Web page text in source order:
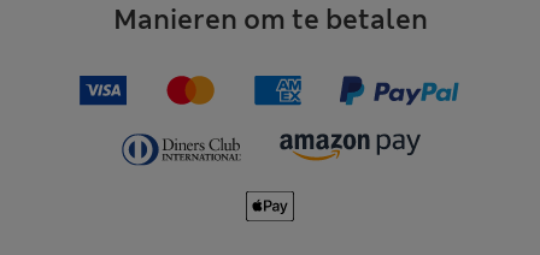
Manieren om te betalen